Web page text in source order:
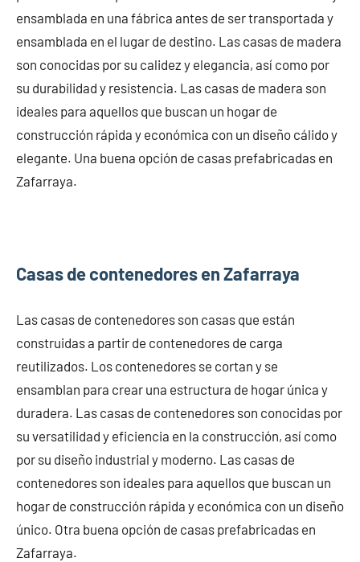
ensamblada en una fábrica antes de ser transportada y
ensamblada en el lugar de destino. Las casas de madera
son conocidas por su calidez y elegancia, así como por
su durabilidad y resistencia. Las casas de madera son
ideales para aquellos que buscan un hogar de
construcción rápida y económica con un diseño cálido y
elegante. Una buena opción de casas prefabricadas en
Zafarraya.
Casas de contenedores en Zafarraya
Las casas de contenedores son casas que están
construidas a partir de contenedores de carga
reutilizados. Los contenedores se cortan y se
ensamblan para crear una estructura de hogar única y
duradera. Las casas de contenedores son conocidas por
su versatilidad y eficiencia en la construcción, así como
por su diseño industrial y moderno. Las casas de
contenedores son ideales para aquellos que buscan un
hogar de construcción rápida y económica con un diseño
único. Otra buena opción de casas prefabricadas en
Zafarraya.